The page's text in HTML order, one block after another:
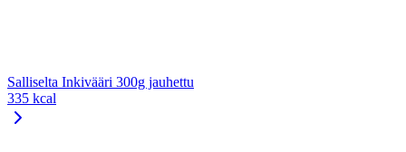
Salliselta Inkivääri 300g jauhettu
335 kcal